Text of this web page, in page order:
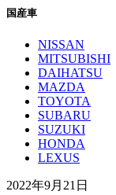
国産車
NISSAN
MITSUBISHI
DAIHATSU
MAZDA
TOYOTA
SUBARU
SUZUKI
HONDA
LEXUS
2022年9月21日